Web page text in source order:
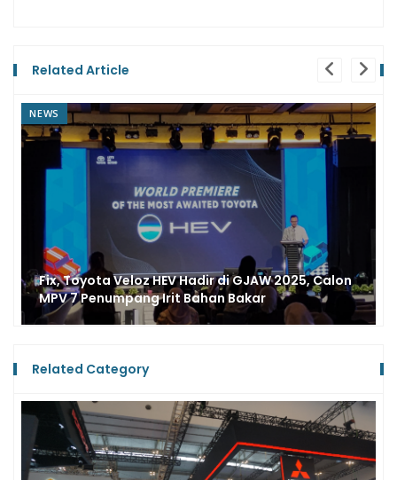
Related Article
NEWS
GJAW 2025, Prediksi Mobil Baru Didominasi
Hybrid dan EV, Eh Ada Merek Baru Lagi!
Related Category